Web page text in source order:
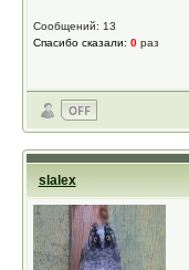
Сообщений: 13
Спасибо сказали: 0раз
slalex